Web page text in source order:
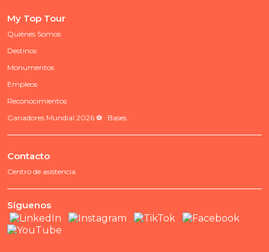
My Top Tour
Quiénes Somos
Destinos
Monumentos
Empleos
Reconocimientos
Ganadores Mundial 2026 ⚽ · Bases
Contacto
Centro de asistencia
Síguenos